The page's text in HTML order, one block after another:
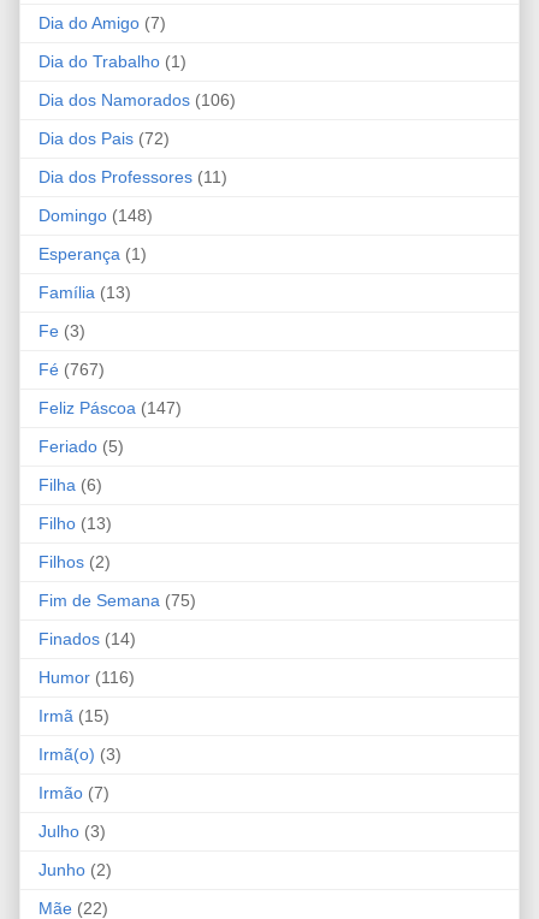
Dia do Amigo (7)
Dia do Trabalho (1)
Dia dos Namorados (106)
Dia dos Pais (72)
Dia dos Professores (11)
Domingo (148)
Esperança (1)
Família (13)
Fe (3)
Fé (767)
Feliz Páscoa (147)
Feriado (5)
Filha (6)
Filho (13)
Filhos (2)
Fim de Semana (75)
Finados (14)
Humor (116)
Irmã (15)
Irmã(o) (3)
Irmão (7)
Julho (3)
Junho (2)
Mãe (22)